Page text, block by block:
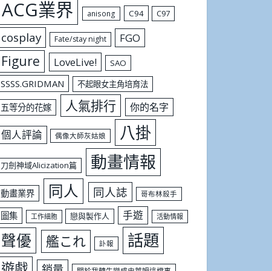
ACG業界 anisong C94 C97
cosplay Fate/stay night FGO
Figure LoveLive! SAO
SSSS.GRIDMAN 不起眼女主角培育法
五等分的花嫁 人氣排行 你的名字
個人評論 偶像大師灰姑娘 八掛
刀劍神域Alicization篇 動畫情報
動畫業界 同人 同人誌 哥布林殺手
圖集 工作細胞 戀與製作人 手遊 活動情報
聲優 艦これ 訃報 話題